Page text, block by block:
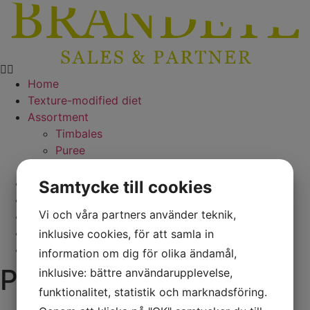
Skip
content
Home
Texture-modified diet
Assortment
Timbales
Puree
Training
About us
Contact
Svenska
Parsnip puree
Samtycke till cookies
Vi och våra partners använder teknik,
inklusive cookies, för att samla in
information om dig för olika ändamål,
inklusive: bättre användarupplevelse,
funktionalitet, statistik och marknadsföring.